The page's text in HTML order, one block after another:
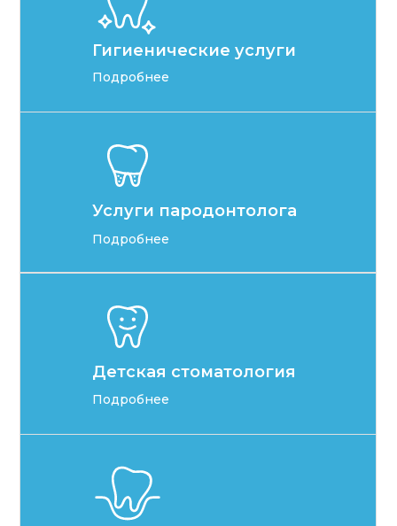
Гигиенические услуги
Услуги пародонтолога
Детская стоматология
Подробнее
Подробнее
Подробнее